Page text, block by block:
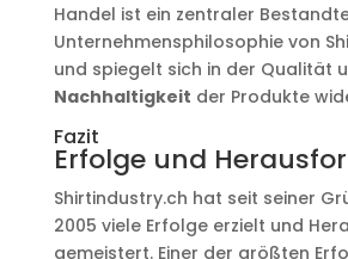
Handel ist ein zentraler
Unternehmensphilosophie von
und spiegelt sich in der Qualität
Nachhaltigkeit der Produkte
Fazit
Erfolge und
Shirtindustry.ch hat seit seiner
2005 viele Erfolge erzielt und
gemeistert. Einer der größten